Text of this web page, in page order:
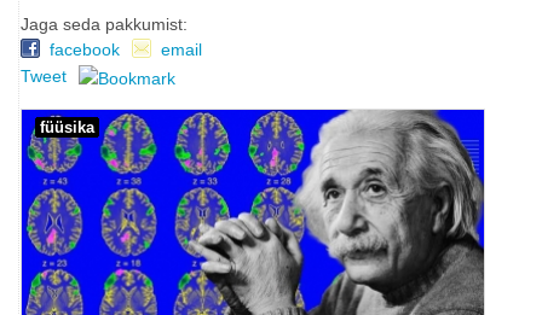
Jaga seda pakkumist:
facebook
email
Tweet
füüsika